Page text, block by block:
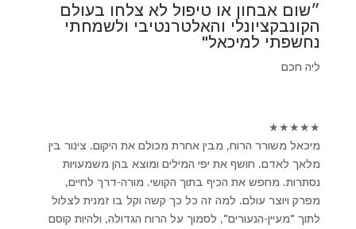
״שום אבחון או טיפול לא צלחו בעולם
הקונבקציונלי והאלטרנטיבי ולשמחתי
נחשפתי למיכאל"
ליה חכם
★
★
★
★
★
מיכאל משורר הרוח, מבין אחרת מכולם את היקום. צינור בין
מלאך לאדם. חושף את יפי המילים ומוצא בהן משמעויות
נסתרות. מחפש את הכיף בתוך הקושי. מורה-דרך לחיים,
מפרק ויוצר עולם. למה זה כל כך קשה וקל בו זמנית לצלול
לתוך "מעיין-הנעורים", לסמוך על הרוח הגדולה, ולהיות קוסם